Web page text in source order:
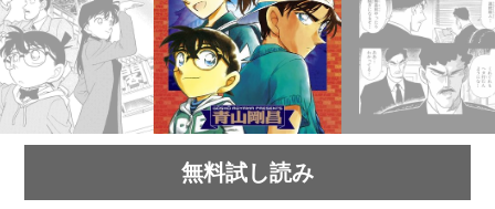
無料試し読み